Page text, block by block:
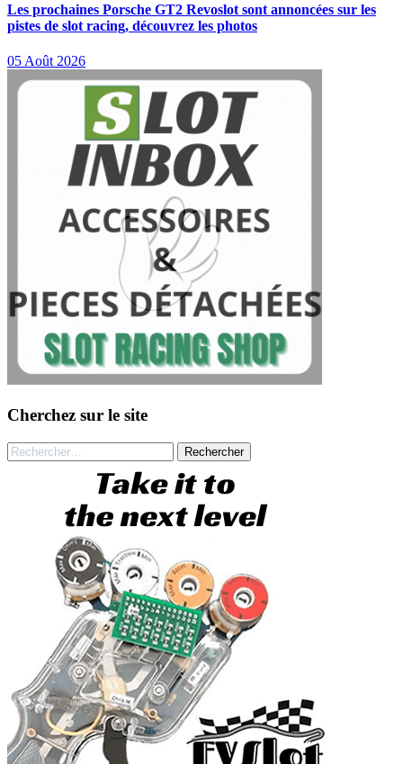
Les prochaines Porsche GT2 Revoslot sont annoncées sur les
pistes de slot racing, découvrez les photos
05 Août 2026
Cherchez sur le site
Rechercher :